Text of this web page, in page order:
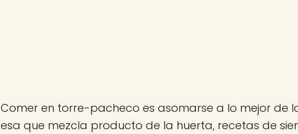
Comer en torre-pacheco es asomarse a lo mejor de
esa que mezcla producto de la huerta, recetas de